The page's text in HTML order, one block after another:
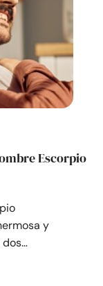
Escorpio
y
dos…